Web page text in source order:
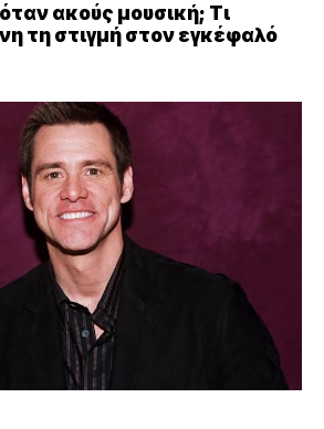
ακούς μουσική; Τι
τη στιγμή στον εγκέφαλό